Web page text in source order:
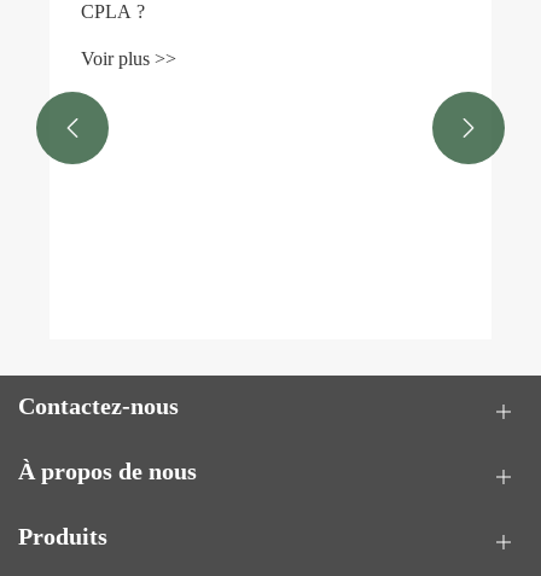
CPLA ?
Voir plus >>
 
Contactez-nous
À propos de nous
Produits